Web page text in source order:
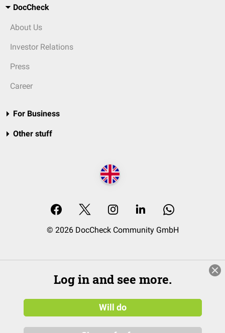
DocCheck
About Us
Investor Relations
Press
Career
For Business
Other stuff
© 2026 DocCheck Community GmbH
Log in and see more.
Will do